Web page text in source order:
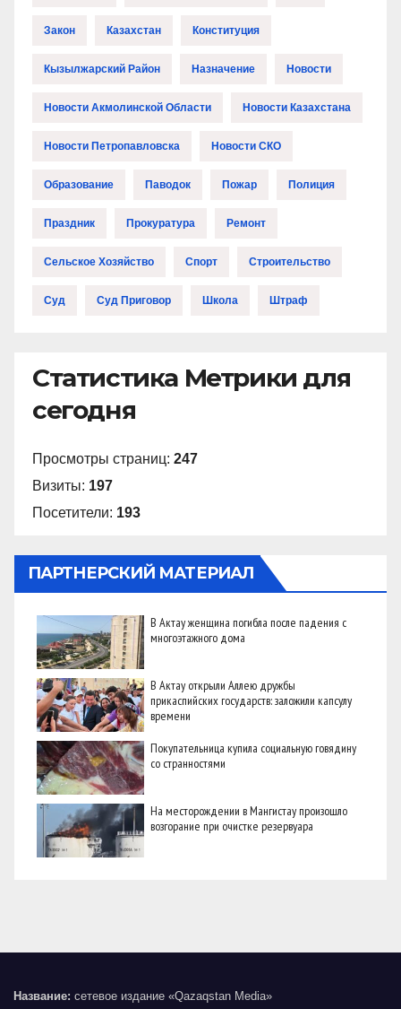
Закон Казахстан Конституция
Кызылжарский Район Назначение Новости
Новости Акмолинской Области Новости Казахстана
Новости Петропавловска Новости СКО
Образование Паводок Пожар Полиция
Праздник Прокуратура Ремонт
Сельское Хозяйство Спорт Строительство
Суд Суд Приговор Школа Штраф
Статистика Метрики для
сегодня
Просмотры страниц: 247
Визиты: 197
Посетители: 193
ПАРТНЕРСКИЙ МАТЕРИАЛ
В Актау женщина погибла после падения с
многоэтажного дома
В Актау открыли Аллею дружбы
прикаспийских государств: заложили капсулу
времени
Покупательница купила социальную говядину
со странностями
На месторождении в Мангистау произошло
возгорание при очистке резервуара
Название: сетевое издание «Qazaqstan Media»